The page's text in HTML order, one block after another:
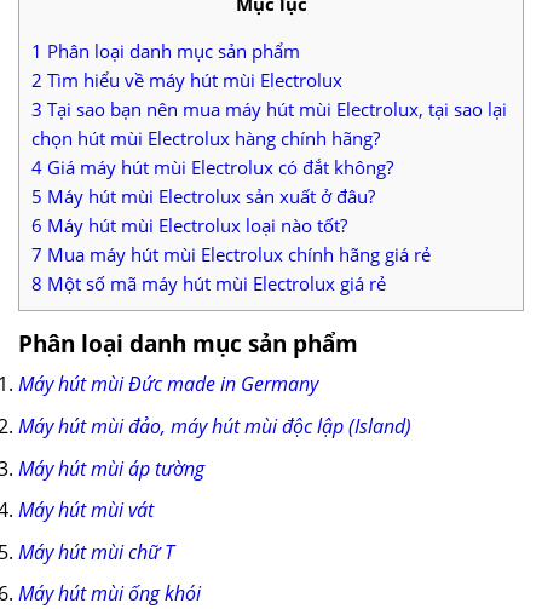
1 Phân loại danh mục sản phẩm
2 Tìm hiểu về máy hút mùi Electrolux
3 Tại sao bạn nên mua máy hút mùi Electrolux, tại sao lại
chọn hút mùi Electrolux hàng chính hãng?
4 Giá máy hút mùi Electrolux có đắt không?
5 Máy hút mùi Electrolux sản xuất ở đâu?
6 Máy hút mùi Electrolux loại nào tốt?
7 Mua máy hút mùi Electrolux chính hãng giá rẻ
8 Một số mã máy hút mùi Electrolux giá rẻ
Phân loại danh mục sản phẩm
Máy hút mùi Đức made in Germany
Máy hút mùi đảo, máy hút mùi độc lập (Island)
Máy hút mùi áp tường
Máy hút mùi vát
Máy hút mùi chữ T
Máy hút mùi ống khói